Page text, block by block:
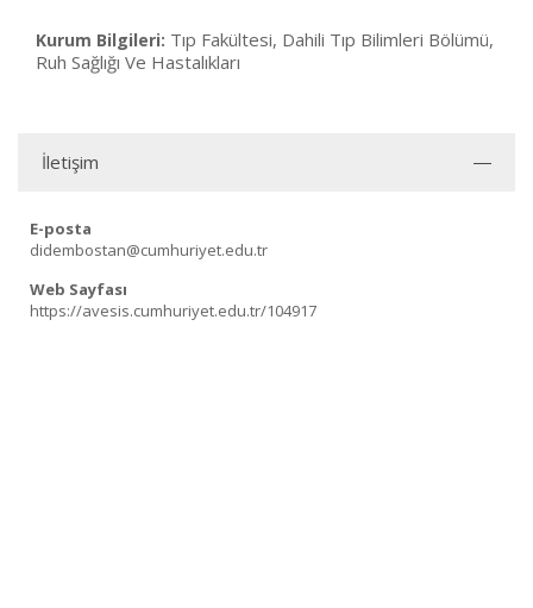
Kurum Bilgileri: Tıp Fakültesi, Dahili Tıp Bilimleri Bölümü,
Ruh Sağlığı Ve Hastalıkları
İletişim
E-posta
didembostan@cumhuriyet.edu.tr
Web Sayfası
https://avesis.cumhuriyet.edu.tr/104917